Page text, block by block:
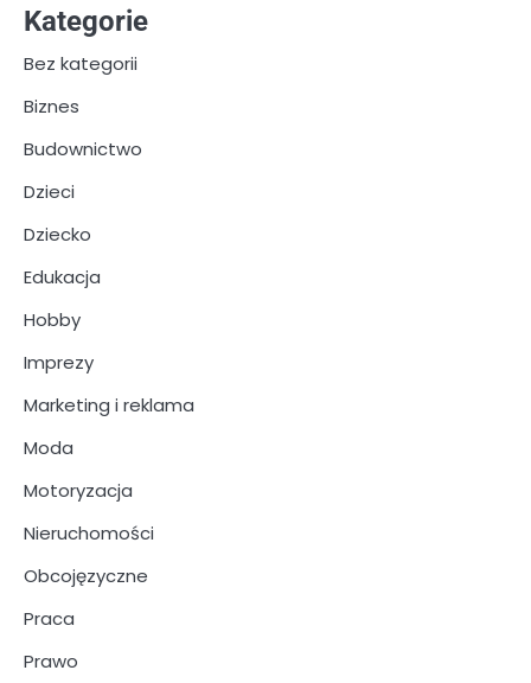
Kategorie
Bez kategorii
Biznes
Budownictwo
Dzieci
Dziecko
Edukacja
Hobby
Imprezy
Marketing i reklama
Moda
Motoryzacja
Nieruchomości
Obcojęzyczne
Praca
Prawo